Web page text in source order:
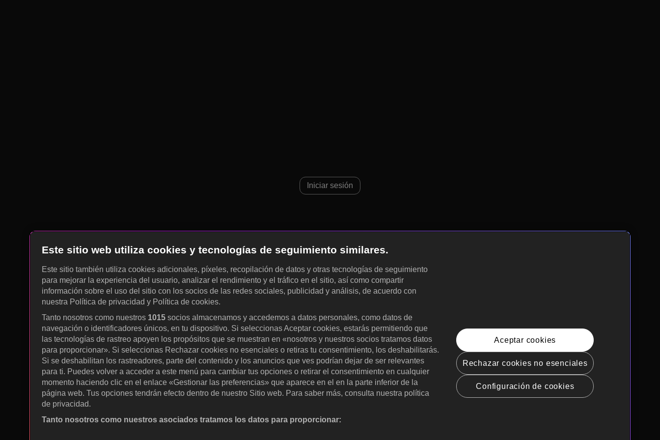
Iniciar sesión
Este sitio web utiliza cookies y tecnologías de seguimiento similares.
Este sitio también utiliza cookies adicionales, píxeles, recopilación de datos y otras tecnologías de seguimiento
para mejorar la experiencia del usuario, analizar el rendimiento y el tráfico en el sitio, así como compartir
información sobre el uso del sitio con los socios de las redes sociales, publicidad y análisis, de acuerdo con
nuestra Política de privacidad y Política de cookies.
Tanto nosotros como nuestros 1015 socios almacenamos y accedemos a datos personales, como datos de
navegación o identificadores únicos, en tu dispositivo. Si seleccionas Aceptar cookies, estarás permitiendo que
las tecnologías de rastreo apoyen los propósitos que se muestran en «nosotros y nuestros socios tratamos datos
para proporcionar». Si seleccionas Rechazar cookies no esenciales o retiras tu consentimiento, los deshabilitarás.
Si se deshabilitan los rastreadores, parte del contenido y los anuncios que ves podrían dejar de ser relevantes
para ti. Puedes volver a acceder a este menú para cambiar tus opciones o retirar el consentimiento en cualquier
momento haciendo clic en el enlace «Gestionar las preferencias» que aparece en el en la parte inferior de la
página web. Tus opciones tendrán efecto dentro de nuestro Sitio web. Para saber más, consulta nuestra política
de privacidad.
Tanto nosotros como nuestros asociados tratamos los datos para proporcionar:
Aceptar cookies
Rechazar cookies no esenciales
Configuración de cookies